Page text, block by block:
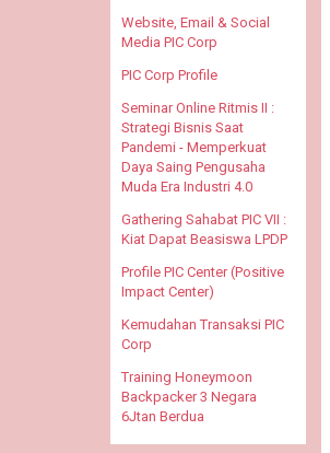
Website, Email & Social
Media PIC Corp
PIC Corp Profile
Seminar Online Ritmis II :
Strategi Bisnis Saat
Pandemi - Memperkuat
Daya Saing Pengusaha
Muda Era Industri 4.0
Gathering Sahabat PIC VII :
Kiat Dapat Beasiswa LPDP
Profile PIC Center (Positive
Impact Center)
Kemudahan Transaksi PIC
Corp
Training Honeymoon
Backpacker 3 Negara
6Jtan Berdua